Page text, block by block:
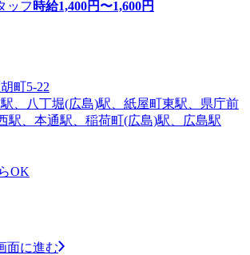
ッフ 時給1,400円〜1,600円
町5-22
、八丁堀(広島)駅、紙屋町東駅、県庁前
駅、本通駅、稲荷町(広島)駅、広島駅
OK
面に進む